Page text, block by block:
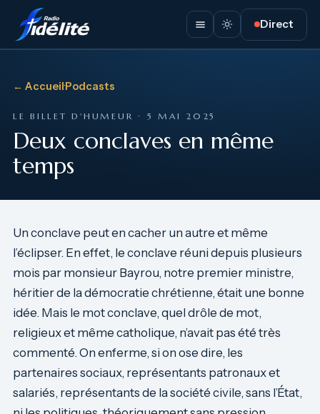
Direct
← Accueil·Podcasts
LE BILLET D'HUMEUR · 5 MAI 2025
Deux conclaves en même
temps
Un conclave peut en cacher un autre et même
l’éclipser. En effet, le conclave réuni depuis plusieurs
mois par monsieur Bayrou, notre premier ministre,
héritier de la démocratie chrétienne, était une bonne
idée. Mais le mot conclave, quel drôle de mot,
religieux et même catholique, n’avait pas été très
commenté. On enferme, si on ose dire, les
partenaires sociaux, représentants patronaux et
salariés, représentants de la société civile, sans l’État,